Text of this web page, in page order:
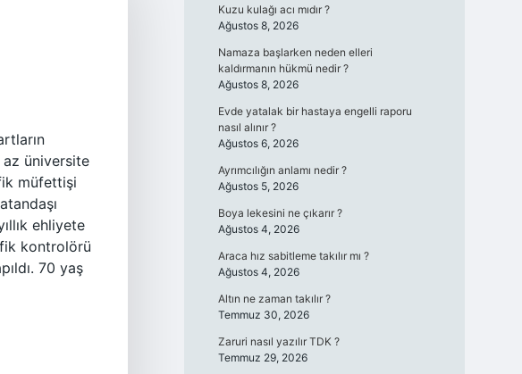
az üniversite
müfettişi
ehliyete
kontrolörü
70 yaş
Kuzu kulağı acı mıdır ?
Ağustos 8, 2026
Namaza başlarken neden elleri
kaldırmanın hükmü nedir ?
Ağustos 8, 2026
Evde yatalak bir hastaya engelli raporu
nasıl alınır ?
Ağustos 6, 2026
Ayrımcılığın anlamı nedir ?
Ağustos 5, 2026
Boya lekesini ne çıkarır ?
Ağustos 4, 2026
Araca hız sabitleme takılır mı ?
Ağustos 4, 2026
Altın ne zaman takılır ?
Temmuz 30, 2026
Zaruri nasıl yazılır TDK ?
Temmuz 29, 2026